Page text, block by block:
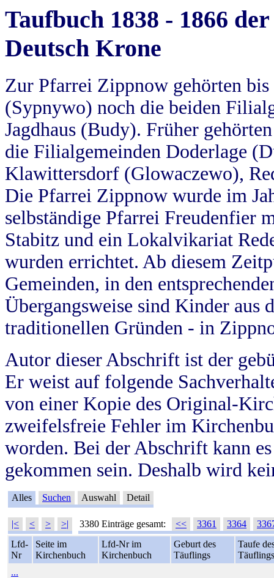
Taufbuch 1838 - 1866
Deutsch Krone
Zur Pfarrei Zippnow gehörten
(Sypnywo) noch die beiden
Jagdhaus (Budy). Früher
die Filialgemeinden Doderlage
Klawittersdorf (Glowaczewo),
Die Pfarrei Zippnow wurde im
selbständige Pfarrei Freudenfier
Stabitz und ein Lokalvikariat
wurden errichtet. Ab diesem
Gemeinden, in den
Übergangsweise sind Kinder aus
traditionellen Gründen - in
Autor dieser Abschrift ist der
Er weist auf folgende
von einer Kopie des Original-
zweifelsfreie Fehler im
worden. Bei der Abschrift kann
gekommen sein. Deshalb wird
Alles Suchen Auswahl Detail
|< < > >| 3380 Einträge gesamt: << 3361 3364
Lfd-
Nr
Seite im
Kirchenbuch
Lfd-Nr im
Kirchenbuch
Geburt des
Täuflings
Taufe
Täuflings
...